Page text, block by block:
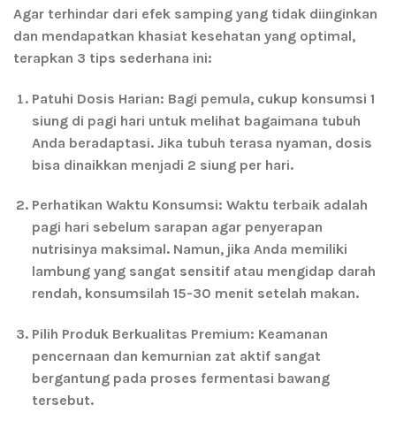
Agar terhindar dari efek samping yang tidak diinginkan
dan mendapatkan khasiat kesehatan yang optimal,
terapkan 3 tips sederhana ini:
Patuhi Dosis Harian: Bagi pemula, cukup konsumsi 1
siung di pagi hari untuk melihat bagaimana tubuh
Anda beradaptasi. Jika tubuh terasa nyaman, dosis
bisa dinaikkan menjadi 2 siung per hari.
Perhatikan Waktu Konsumsi: Waktu terbaik adalah
pagi hari sebelum sarapan agar penyerapan
nutrisinya maksimal. Namun, jika Anda memiliki
lambung yang sangat sensitif atau mengidap darah
rendah, konsumsilah 15-30 menit setelah makan.
Pilih Produk Berkualitas Premium: Keamanan
pencernaan dan kemurnian zat aktif sangat
bergantung pada proses fermentasi bawang
tersebut.